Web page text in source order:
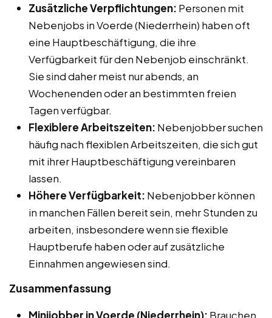
Zusätzliche Verpflichtungen: Personen mit
Nebenjobs in Voerde (Niederrhein) haben oft
eine Hauptbeschäftigung, die ihre
Verfügbarkeit für den Nebenjob einschränkt.
Sie sind daher meist nur abends, an
Wochenenden oder an bestimmten freien
Tagen verfügbar.
Flexiblere Arbeitszeiten: Nebenjobber suchen
häufig nach flexiblen Arbeitszeiten, die sich gut
mit ihrer Hauptbeschäftigung vereinbaren
lassen.
Höhere Verfügbarkeit: Nebenjobber können
in manchen Fällen bereit sein, mehr Stunden zu
arbeiten, insbesondere wenn sie flexible
Hauptberufe haben oder auf zusätzliche
Einnahmen angewiesen sind.
Zusammenfassung
Minijobber in Voerde (Niederrhein): Brauchen